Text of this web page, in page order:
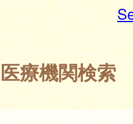
医療機関検索